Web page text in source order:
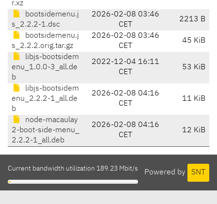
r.xz
bootsidemenu.j
s_2.2.2-1.dsc
2026-02-08 03:46
CET
2213 B
bootsidemenu.j
s_2.2.2.orig.tar.gz
2026-02-08 03:46
CET
45 KiB
libjs-bootsidem
enu_1.0.0-3_all.de
b
2022-12-04 16:11
CET
53 KiB
libjs-bootsidem
enu_2.2.2-1_all.de
b
2026-02-08 04:16
CET
11 KiB
node-macaulay
2-boot-side-menu_
2.2.2-1_all.deb
2026-02-08 04:16
CET
12 KiB
Powered by SNT
Current bandwidth utilization 189.23 Mbit/s